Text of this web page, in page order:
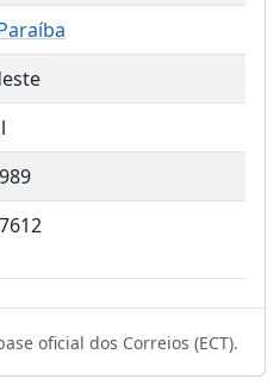
oficial dos Correios (ECT).